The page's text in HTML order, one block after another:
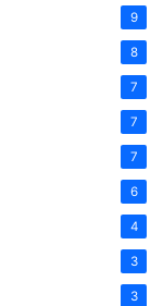
9
8
7
7
7
6
4
3
3